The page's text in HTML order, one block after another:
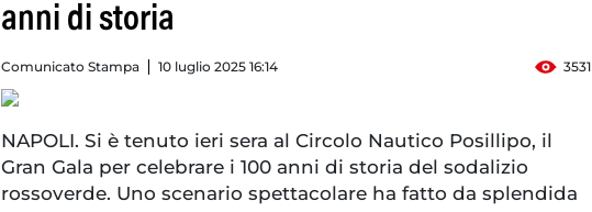
anni di storia
Comunicato Stampa 10 luglio 2025 16:14 3531
NAPOLI. Si è tenuto ieri sera al Circolo Nautico Posillipo, il
Gran Gala per celebrare i 100 anni di storia del sodalizio
rossoverde. Uno scenario spettacolare ha fatto da splendida